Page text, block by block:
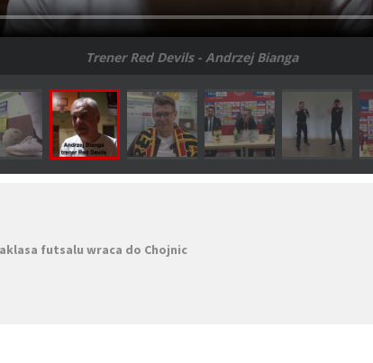
Trener Red Devils - Andrzej Bianga
futsalu wraca do Chojnic